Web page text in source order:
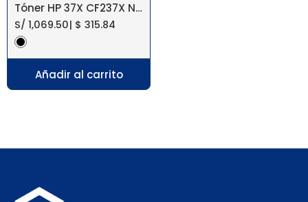
Tóner HP 37X CF237X Negro LaserJet MFP M631
S/ 1,069.50| $ 315.84
Añadir al carrito